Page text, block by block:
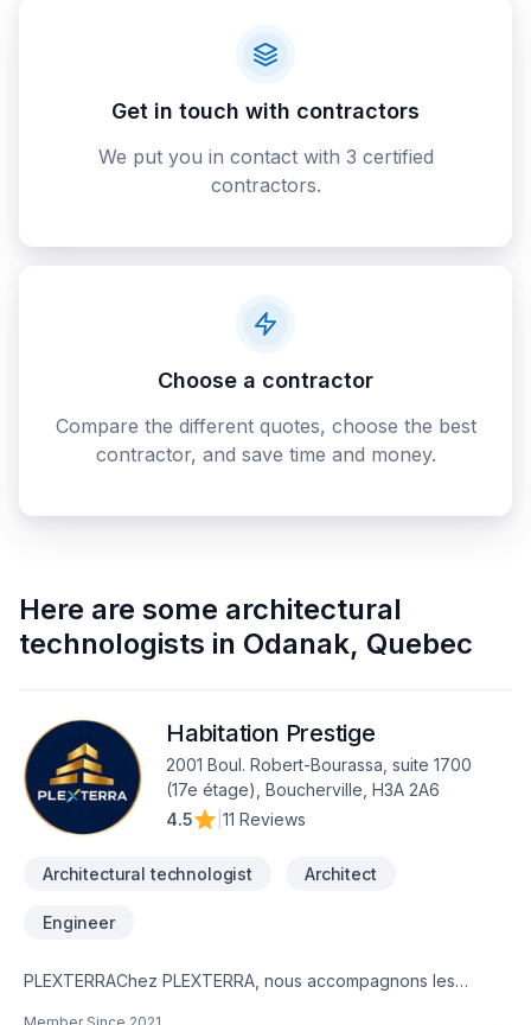
Get in touch with contractors
We put you in contact with 3 certified
contractors.
Choose a contractor
Compare the different quotes, choose the best
contractor, and save time and money.
Here are some architectural
technologists in Odanak, Quebec
Habitation Prestige
2001 Boul. Robert-Bourassa, suite 1700
(17e étage), Boucherville, H3A 2A6
4.5
11 Reviews
Architectural technologist Architect
Engineer
PLEXTERRAChez PLEXTERRA, nous accompagnons les